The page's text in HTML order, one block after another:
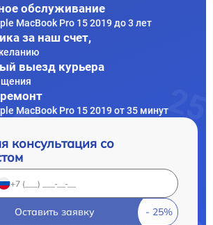
обслуживание
MacBook Pro 15 2019 до 3 лет
за наш счет,
выезд курьера
MacBook Pro 15 2019 от 35 минут
консультация со
Оставить заявку